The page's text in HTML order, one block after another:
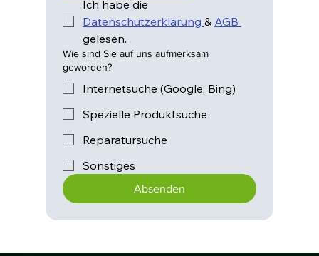
Datenschutzerklärung &
gelesen.
Wie sind Sie auf uns aufmerksam
geworden?
Internetsuche (Google, Bing)
Spezielle Produktsuche
Reparatursuche
Sonstiges
Absenden